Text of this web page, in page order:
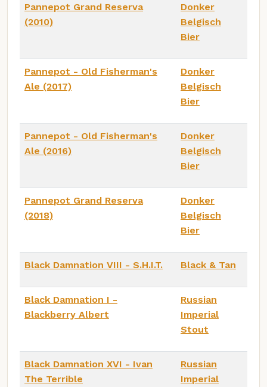
Pannepot Grand Reserva
(2010)
Donker
Belgisch
Bier
Pannepot - Old Fisherman's
Ale (2017)
Donker
Belgisch
Bier
Pannepot - Old Fisherman's
Ale (2016)
Donker
Belgisch
Bier
Pannepot Grand Reserva
(2018)
Donker
Belgisch
Bier
Black Damnation VIII - S.H.I.T. Black & Tan
Black Damnation I -
Blackberry Albert
Russian
Imperial
Stout
Black Damnation XVI - Ivan
The Terrible
Russian
Imperial